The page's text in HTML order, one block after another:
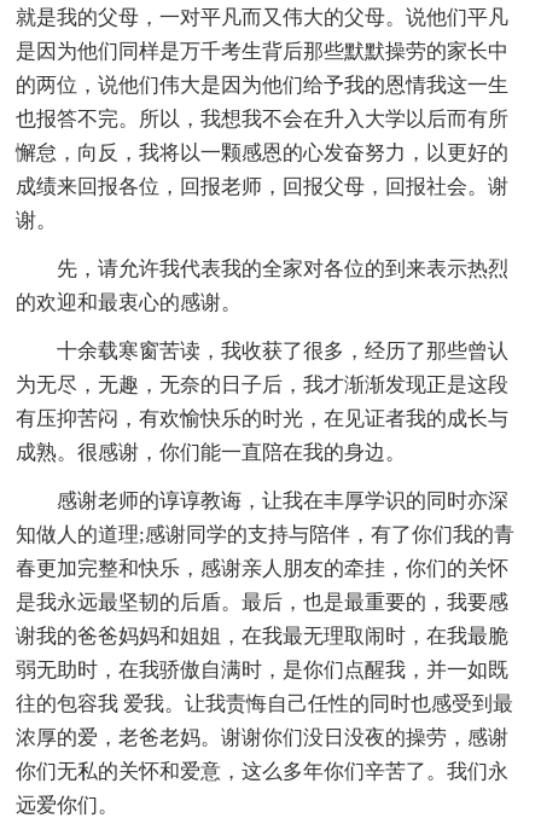
就是我的父母，一对平凡而又伟大的父母。说他们平凡
是因为他们同样是万千考生背后那些默默操劳的家长中
的两位，说他们伟大是因为他们给予我的恩情我这一生
也报答不完。所以，我想我不会在升入大学以后而有所
懈怠，向反，我将以一颗感恩的心发奋努力，以更好的
成绩来回报各位，回报老师，回报父母，回报社会。谢
谢。
先，请允许我代表我的全家对各位的到来表示热烈
的欢迎和最衷心的感谢。
十余载寒窗苦读，我收获了很多，经历了那些曾认
为无尽，无趣，无奈的日子后，我才渐渐发现正是这段
有压抑苦闷，有欢愉快乐的时光，在见证者我的成长与
成熟。很感谢，你们能一直陪在我的身边。
感谢老师的谆谆教诲，让我在丰厚学识的同时亦深
知做人的道理;感谢同学的支持与陪伴，有了你们我的青
春更加完整和快乐，感谢亲人朋友的牵挂，你们的关怀
是我永远最坚韧的后盾。最后，也是最重要的，我要感
谢我的爸爸妈妈和姐姐，在我最无理取闹时，在我最脆
弱无助时，在我骄傲自满时，是你们点醒我，并一如既
往的包容我 爱我。让我责悔自己任性的同时也感受到最
浓厚的爱，老爸老妈。谢谢你们没日没夜的操劳，感谢
你们无私的关怀和爱意，这么多年你们辛苦了。我们永
远爱你们。